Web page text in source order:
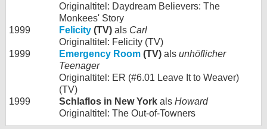
Originaltitel: Daydream Believers: The
Monkees' Story
1999
Felicity (TV) als Carl
Originaltitel: Felicity (TV)
1999
Emergency Room (TV) als unhöflicher
Teenager
Originaltitel: ER (#6.01 Leave It to Weaver)
(TV)
1999
Schlaflos in New York als Howard
Originaltitel: The Out-of-Towners